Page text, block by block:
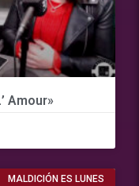
Amour»
MALDICIÓN ES LUNES